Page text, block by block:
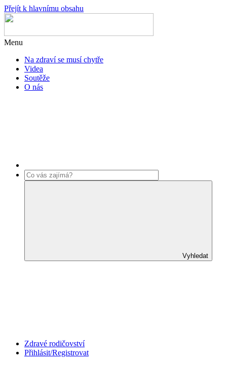
Přejít k hlavnímu obsahu
Menu
Na zdraví se musí chytře
Videa
Soutěže
O nás
Vyhledat
Zdravé rodičovství
Přihlásit/Registrovat